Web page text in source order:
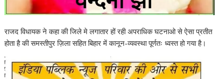
राजद विधायक ने कहा की जिले मे लगातार हों रही अपराधिक घटनाओ से ऐसा प्रतीत
होता है की समस्तीपुर ज़िला सहित बिहार में कानून-व्यवस्था पूर्णतः ध्वस्त हो गया है।